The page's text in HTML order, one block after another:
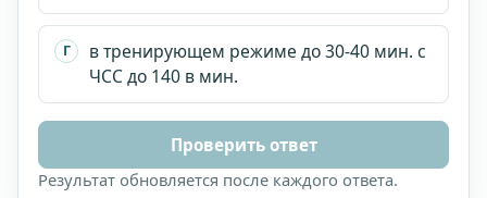
Г
в тренирующем режиме до 30-40 мин. с
ЧСС до 140 в мин.
Проверить ответ
Результат обновляется после каждого ответа.